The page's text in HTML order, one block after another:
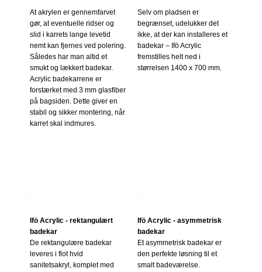
At akrylen er gennemfarvet
gør, at eventuelle ridser og
slid i karrets lange levetid
nemt kan fjernes ved polering.
Således har man altid et
smukt og lækkert badekar.
Acrylic badekarrene er
forstærket med 3 mm glasfiber
på bagsiden. Dette giver en
stabil og sikker montering, når
karret skal indmures.
Selv om pladsen er
begrænset, udelukker det
ikke, at der kan installeres et
badekar – Ifö Acrylic
fremstilles helt ned i
størrelsen 1400 x 700 mm.
Ifö Acrylic - rektangulært
badekar
De rektangulære badekar
leveres i flot hvid
sanitetsakryl, komplet med
Ifö Acrylic - asymmetrisk
badekar
Et asymmetrisk badekar er
den perfekte løsning til et
smalt badeværelse.